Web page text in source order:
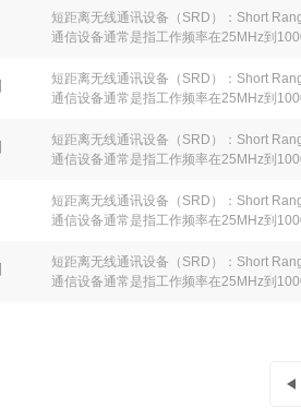
频段上，由于现有的频段资源不⾜，很多
扰的情况。不同业务中所使 ⽤的许多ISM
短距离⽆线通讯设备（SRD）：Short
通信设备通常是指⼯作频率在25MHz到
频段上，由于现有的频段资源不⾜，很多
扰的情况。不同业务中所使 ⽤的许多ISM
短距离⽆线通讯设备（SRD）：Short
通信设备通常是指⼯作频率在25MHz到
频段上，由于现有的频段资源不⾜，很多
扰的情况。不同业务中所使 ⽤的许多ISM
短距离⽆线通讯设备（SRD）：Short
通信设备通常是指⼯作频率在25MHz到
频段上，由于现有的频段资源不⾜，很多
扰的情况。不同业务中所使 ⽤的许多ISM
短距离⽆线通讯设备（SRD）：Short
通信设备通常是指⼯作频率在25MHz到
频段上，由于现有的频段资源不⾜，很多
扰的情况。不同业务中所使 ⽤的许多ISM
短距离⽆线通讯设备（SRD）：Short
通信设备通常是指⼯作频率在25MHz到